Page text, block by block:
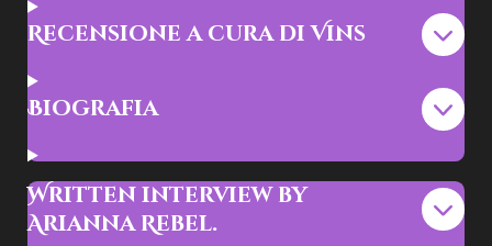
Recensione a cura di Vins
Biografia
Written interview by
Arianna Rebel.